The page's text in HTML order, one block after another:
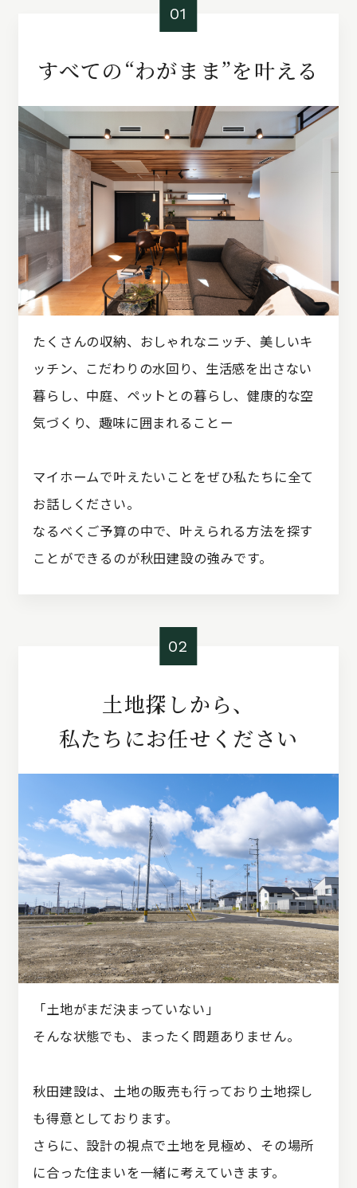
01
すべての“わがまま”を叶える
たくさんの収納、おしゃれなニッチ、美しいキ
ッチン、こだわりの水回り、生活感を出さない
暮らし、中庭、ペットとの暮らし、健康的な空
気づくり、趣味に囲まれることー
マイホームで叶えたいことをぜひ私たちに全て
お話しください。
なるべくご予算の中で、叶えられる方法を探す
ことができるのが秋田建設の強みです。
02
土地探しから、
私たちにお任せください
「土地がまだ決まっていない」
そんな状態でも、まったく問題ありません。
秋田建設は、土地の販売も行っており土地探し
も得意としております。
さらに、設計の視点で土地を見極め、その場所
に合った住まいを一緒に考えていきます。